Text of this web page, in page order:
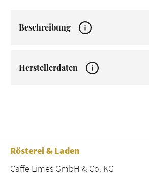
Beschreibung
Herstellerdaten
Rösterei & Laden
Caffe Limes GmbH & Co. KG